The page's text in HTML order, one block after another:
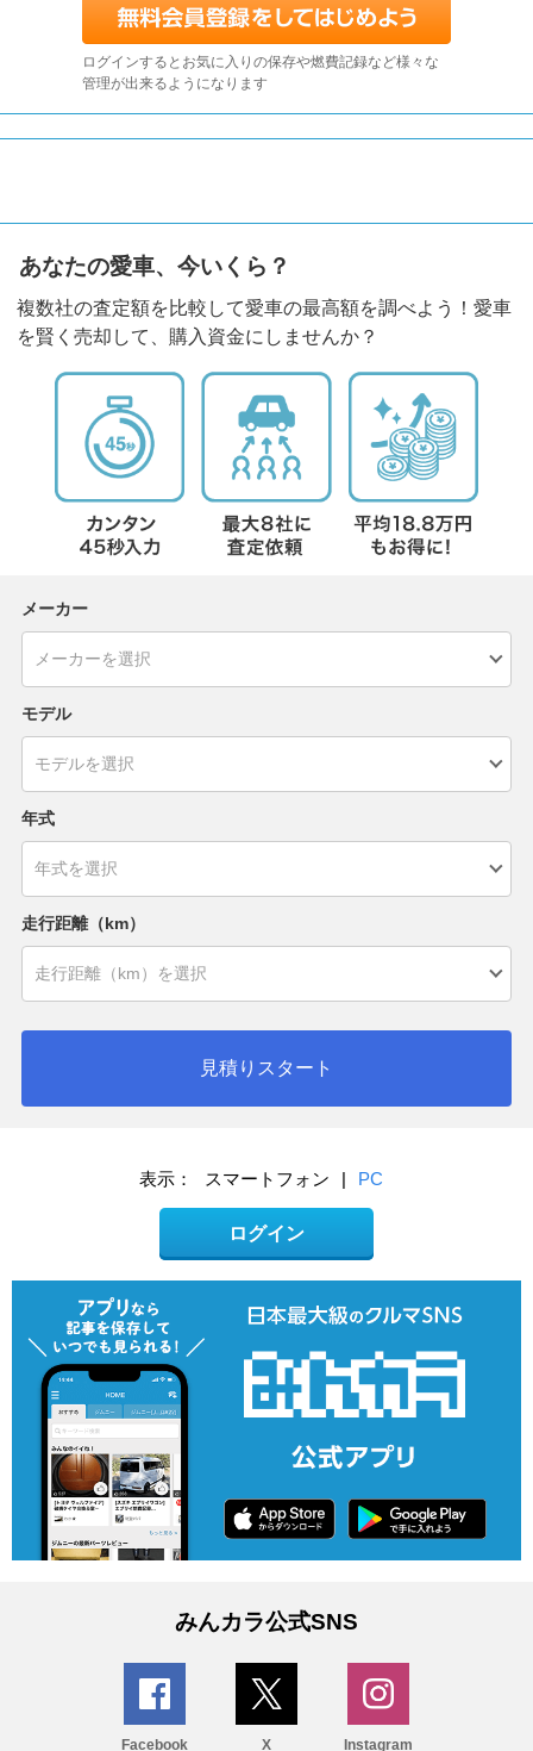
ログインするとお気に入りの保存や燃費記録など様々な
管理が出来るようになります
あなたの愛車、今いくら？
複数社の査定額を比較して愛車の最高額を調べよう！愛車
を賢く売却して、購入資金にしませんか？
メーカー
モデル
年式
走行距離（km）
見積りスタート
表示： スマートフォン | PC
ログイン
みんカラ公式SNS
Facebook X Instagram